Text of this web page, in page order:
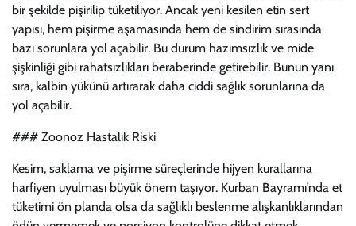
bir şekilde pişirilip tüketiliyor. Ancak yeni kesilen etin sert
yapısı, hem pişirme aşamasında hem de sindirim sırasında
bazı sorunlara yol açabilir. Bu durum hazımsızlık ve mide
şişkinliği gibi rahatsızlıkları beraberinde getirebilir. Bunun yanı
sıra, kalbin yükünü artırarak daha ciddi sağlık sorunlarına da
yol açabilir.
### Zoonoz Hastalık Riski
Kesim, saklama ve pişirme süreçlerinde hijyen kurallarına
harfiyen uyulması büyük önem taşıyor. Kurban Bayramı’nda et
tüketimi ön planda olsa da sağlıklı beslenme alışkanlıklarından